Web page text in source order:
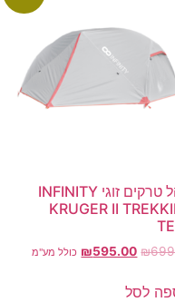
אוהל טרקים זוגי INFINITY
KRUGER II
₪
₪595.00 כולל מע"מ
לסל